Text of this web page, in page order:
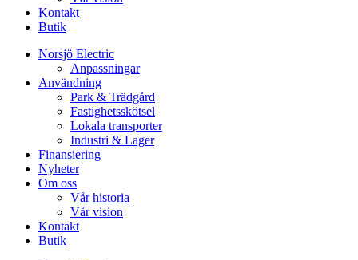
Kontakt
Butik
Norsjö Electric
Anpassningar
Användning
Park & Trädgård
Fastighetsskötsel
Lokala transporter
Industri & Lager
Finansiering
Nyheter
Om oss
Vår historia
Vår vision
Kontakt
Butik